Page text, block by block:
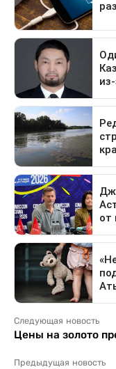
Следующая новость
Цены на золото
Предыдущая новость